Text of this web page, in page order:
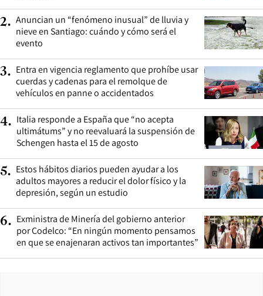
2. Anuncian un “fenómeno inusual” de lluvia y
nieve en Santiago: cuándo y cómo será el
evento
3. Entra en vigencia reglamento que prohíbe usar
cuerdas y cadenas para el remolque de
vehículos en panne o accidentados
4. Italia responde a España que “no acepta
ultimátums” y no reevaluará la suspensión de
Schengen hasta el 15 de agosto
5. Estos hábitos diarios pueden ayudar a los
adultos mayores a reducir el dolor físico y la
depresión, según un estudio
6. Exministra de Minería del gobierno anterior
por Codelco: “En ningún momento pensamos
en que se enajenaran activos tan importantes”